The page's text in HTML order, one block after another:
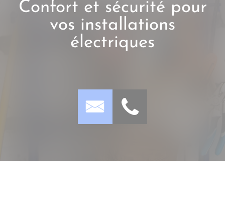
Confort et sécurité pour
vos installations
électriques